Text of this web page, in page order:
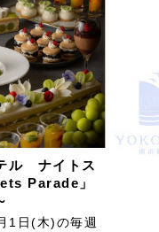
ル ナイトス
Parade」
1日(木)の毎週